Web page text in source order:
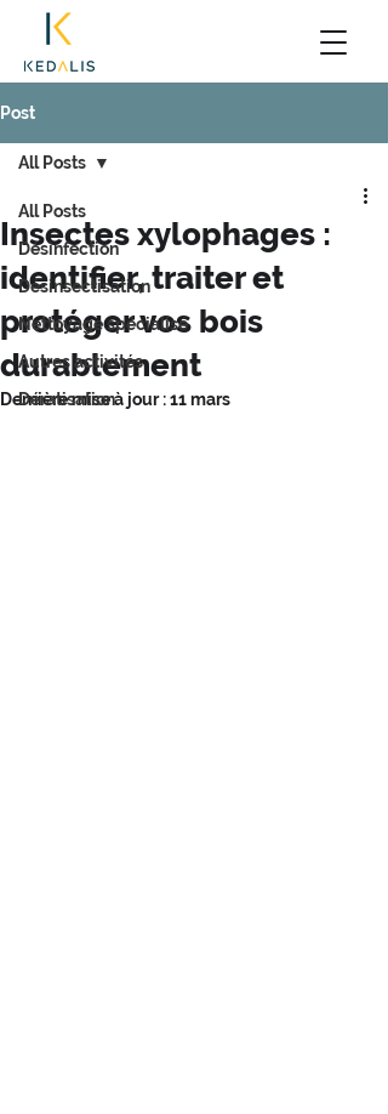
Post
All Posts
Désinfection
Désinsectisation
Nettoyage spécialisé
Autres activités
Dératisation
All Posts
Insectes xylophages :
identifier, traiter et
protéger vos bois
durablement
Dernière mise à jour :11 mars